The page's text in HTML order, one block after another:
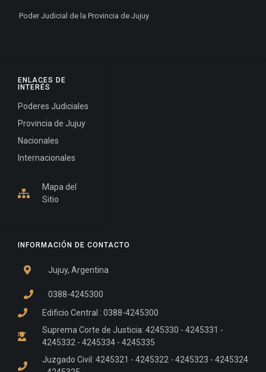
INFORMACIÓN DE CONTACTO
Jujuy, Argentina
0388-4245300
Edificio Central : 0388-4245300
Suprema Corte de Justicia: 4245330 - 4245331 -
4245332 - 4245334 - 4245335
Juzgado Civil: 4245321 - 4245322 - 4245323 - 4245324
ENLACES DE
INTERÉS
Poderes Judiciales
Provincia de Jujuy
Nacionales
Internacionales
Mapa del
Sitio
Poder Judicial de la Provincia de Jujuy